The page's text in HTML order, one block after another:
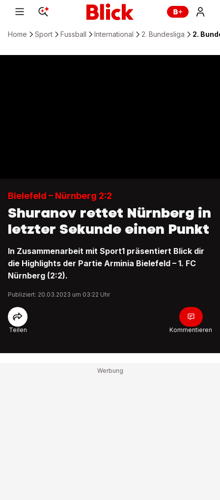
Home Sport Fussball International 2. Bundesliga 2.
Bielefeld – Nürnberg 2:2
Shuranov rettet Nürnberg in
letzter Sekunde einen Punkt
In Zusammenarbeit mit Sport1 präsentiert Blick dir
die Highlights der Partie Arminia Bielefeld – 1. FC
Nürnberg (2:2).
Publiziert: 20.03.2023 um 03:22 Uhr
Teilen Kommentieren